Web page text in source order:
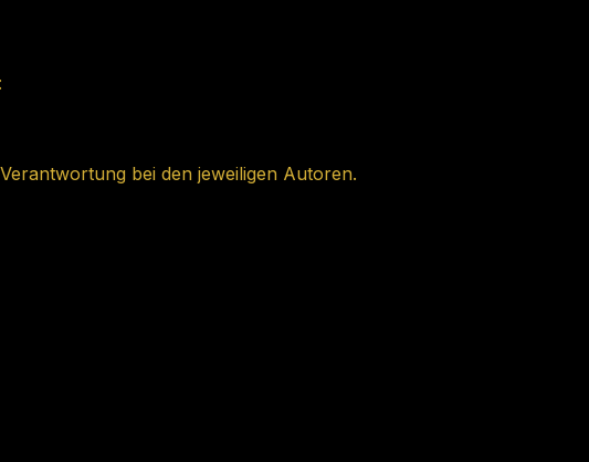
bei den jeweiligen Autoren.